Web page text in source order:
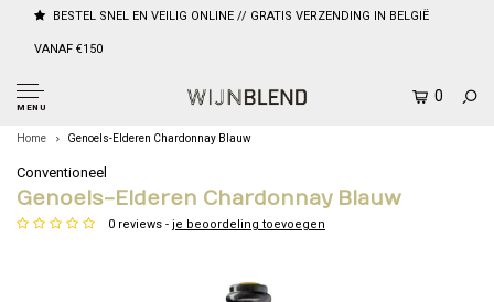
BESTEL SNEL EN VEILIG ONLINE // GRATIS VERZENDING IN BELGIË
VANAF €150
MENU
0
Home Genoels-Elderen Chardonnay Blauw
Conventioneel
Genoels-Elderen Chardonnay Blauw
0 reviews - je beoordeling toevoegen